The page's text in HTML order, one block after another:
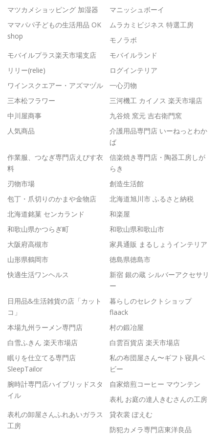
マツカメショッピング 加湿器
マニッシュボーイ
ママパパ子どもの生活用品 OK
shop
ムラカミビジネス 特選工房
モノラボ
モバイルプラス楽天市場支店
モバイルランド
リリー(relie)
ログインテリア
ワインスクエアー・アズマヅル
一心刃物
三本松フラワー
三河機工 カイノス 楽天市場店
中川屋商事
九谷焼 窯元 吉右衛門窯
人気商品
介護用品専門店 いーねっとわか
ば
作業服、つなぎ専門店えびす衣
料
信楽焼き専門店・陶器工房しが
らき
刃物市場
創造生活館
包丁・爪切りのかまや金物店
北海道旭川市 ふるさと納税
北海道銘菓 センカランド
和楽屋
和歌山県かつらぎ町
和歌山県和歌山市
大阪府高槻市
家具通販 まるしょうインテリア
山形県鶴岡市
徳島県徳島市
快適生活ワンヘルス
新宿 銀の蔵 シルバーアクセサリ
ー
日用品&生活雑貨の店「カット
コ」
暮らしのセレクトショップ
flaack
本場九州ラーメン専門店
村の鍛冶屋
白雪ふきん 楽天市場店
白雲百貨店 楽天市場店
眠りを仕立てる専門店
SleepTailor
私の布団屋さん〜ギフト寝具ベ
ビー
腕時計専門店ハイブリッドスタ
イル
自家焙煎コーヒー マウンテン
表札 お庭の達人きむさんの工房
表札の卸屋さんふれあいガラス
工房
貸衣裳 ぽえむ
防犯カメラ専門店東洋良品